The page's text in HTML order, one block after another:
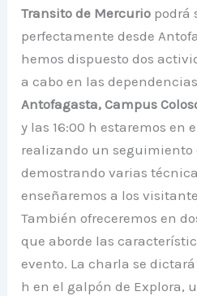
Transito de Mercurio podrá
perfectamente desde
hemos dispuesto dos
a cabo en las
Antofagasta, Campus
y las 16:00 h estaremos en
realizando un seguimiento
demostrando varias
enseñaremos a los
También ofreceremos en
que aborde las
evento. La charla se dictará
h en el galpón de Explora,